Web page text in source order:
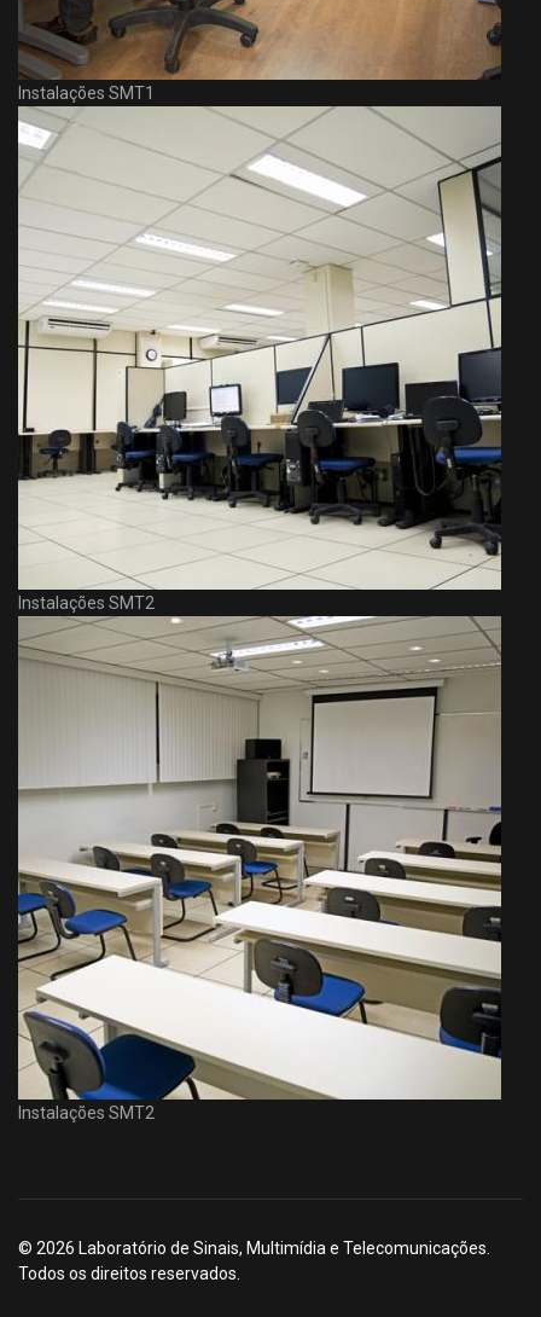
Instalações SMT1
Instalações SMT2
Instalações SMT2
© 2026 Laboratório de Sinais, Multimídia e Telecomunicações.
Todos os direitos reservados.